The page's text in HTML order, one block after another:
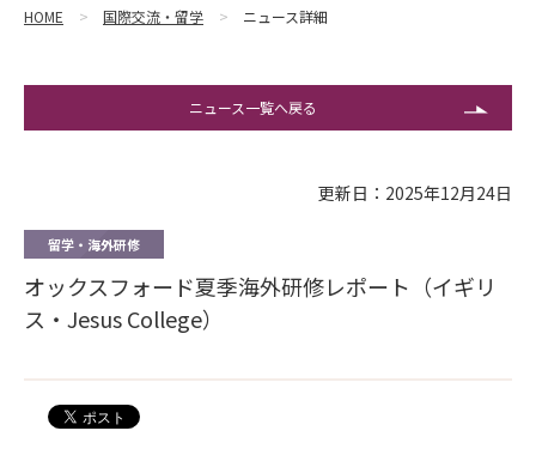
HOME 国際交流・留学 ニュース詳細
ニュース一覧へ戻る
更新日：2025年12月24日
留学・海外研修
オックスフォード夏季海外研修レポート（イギリ
ス・Jesus College）